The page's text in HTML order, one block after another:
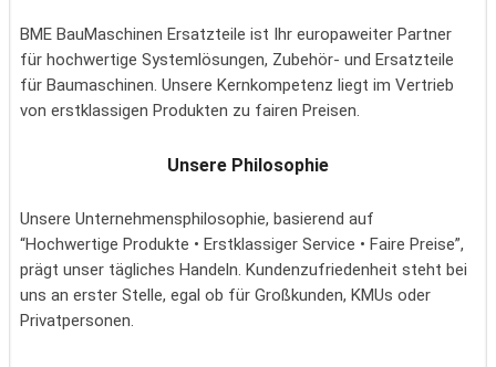
BME BauMaschinen Ersatzteile ist Ihr europaweiter Partner
für hochwertige Systemlösungen, Zubehör- und Ersatzteile
für Baumaschinen. Unsere Kernkompetenz liegt im Vertrieb
von erstklassigen Produkten zu fairen Preisen.
Unsere Philosophie
Unsere Unternehmensphilosophie, basierend auf
“Hochwertige Produkte • Erstklassiger Service • Faire Preise”,
prägt unser tägliches Handeln. Kundenzufriedenheit steht bei
uns an erster Stelle, egal ob für Großkunden, KMUs oder
Privatpersonen.